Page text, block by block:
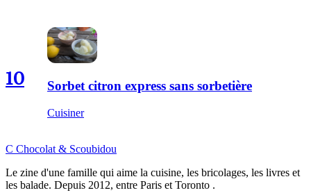
10 Sorbet citron express sans sorbetière
Cuisiner
C Chocolat & Scoubidou
Le zine d'une famille qui aime la cuisine, les bricolages, les livres et
les balade. Depuis 2012, entre Paris et Toronto .